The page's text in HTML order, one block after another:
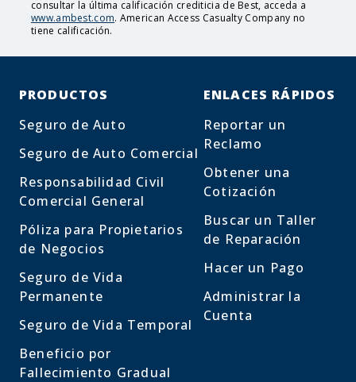
consultar la última calificación crediticia de Best, acceda a
www.ambest.com. American Access Casualty Company no
tiene calificación.
PRODUCTOS
Seguro de Auto
Seguro de Auto Comercial
Responsabilidad Civil
Comercial General
Póliza para Propietarios
de Negocios
Seguro de Vida
Permanente
Seguro de Vida Temporal
Beneficio por
Fallecimiento Gradual
ENLACES RÁPIDOS
Reportar un
Reclamo
Obtener una
Cotización
Buscar un Taller
de Reparación
Hacer un Pago
Administrar la
Cuenta